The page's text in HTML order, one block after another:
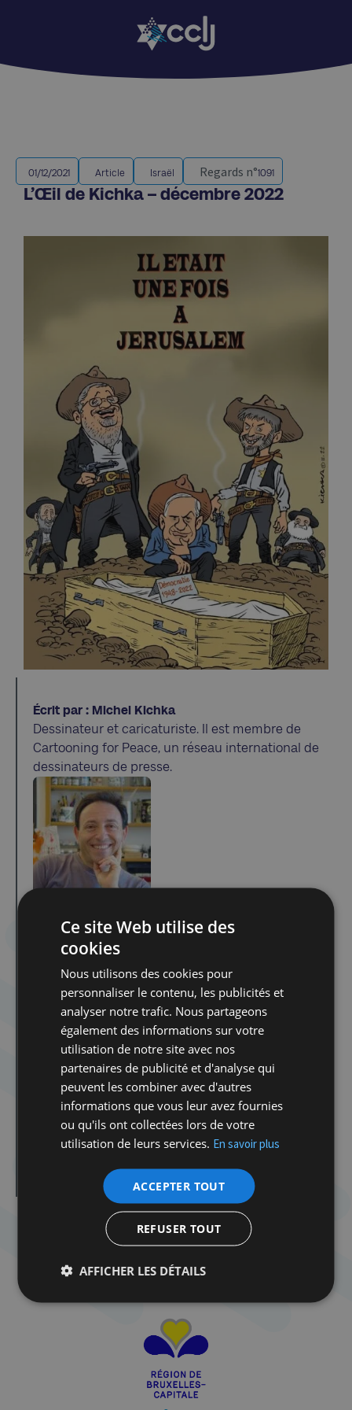
01/12/2021 Article Israël Regards n°1091
L’Œil de Kichka – décembre 2022
Écrit par : Michel Kichka
Dessinateur et caricaturiste. Il est membre de
Cartooning for Peace, un réseau international de
dessinateurs de presse.
Dans la même catégorie d'article :
Une fresque au CCLJ : un bonjour empli de joie
La sélection estivale de Tamara Weinstock
Poltava, New York et leurs fantômes
Tala Albanna et Michelle Amzalak, Nos coeurs
invincibles, Correspondance entre une étudiante à
Gaza et une étudiante en Israël, présentée par Dimitri
Krier, Nouvel Obs/Flammarion, 165 p.
Isabelle Rozenbaum, Rozebud. Autoscopie des
images, Editions du Canoë, 235 p.
Ce site Web utilise des
cookies
Nous utilisons des cookies pour
personnaliser le contenu, les publicités et
analyser notre trafic. Nous partageons
également des informations sur votre
utilisation de notre site avec nos
partenaires de publicité et d'analyse qui
peuvent les combiner avec d'autres
informations que vous leur avez fournies
ou qu'ils ont collectées lors de votre
utilisation de leurs services. En savoir plus
ACCEPTER TOUT
REFUSER TOUT
AFFICHER LES DÉTAILS